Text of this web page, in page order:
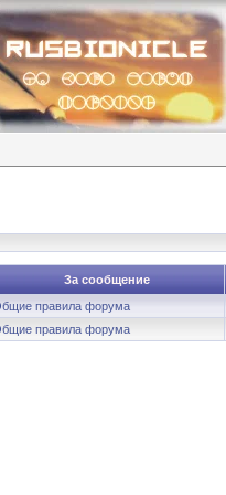
За сообщение
правила форума
правила форума